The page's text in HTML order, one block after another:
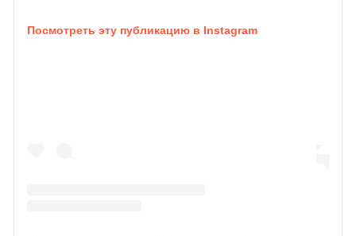
Посмотреть эту публикацию в Instagram